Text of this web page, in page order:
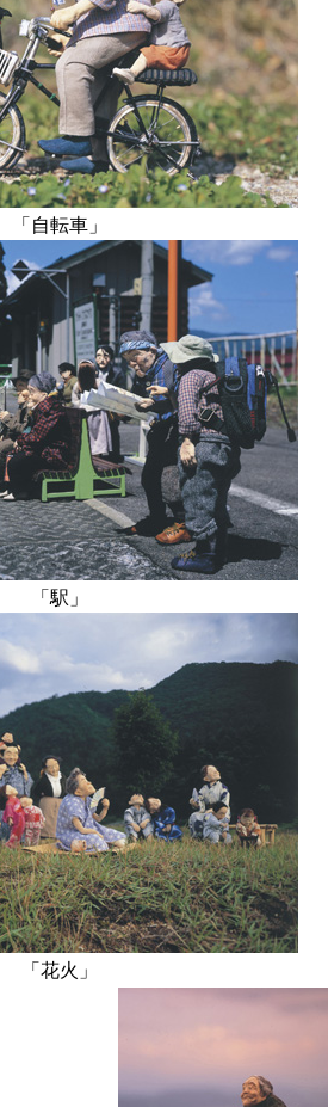
「自転車」
「駅」
「花火」